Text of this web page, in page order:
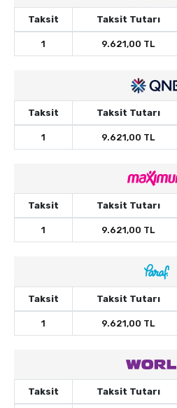
Taksit Taksit Tutarı
1 9.621,00 TL
Taksit Taksit Tutarı
1 9.621,00 TL
Taksit Taksit Tutarı
1 9.621,00 TL
Taksit Taksit Tutarı
1 9.621,00 TL
Taksit Taksit Tutarı